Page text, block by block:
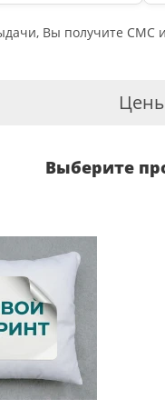
Вы получите
Выберите